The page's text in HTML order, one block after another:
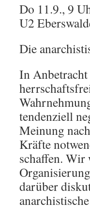
Do 11.9., 9
U2
Die
In
tendenziell
Meinung
Kräfte
schaffen. Wir
darüber